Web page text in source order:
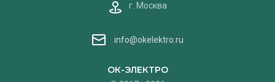
ОК-ЭЛЕКТРО
г. Москва
info@okelektro.ru